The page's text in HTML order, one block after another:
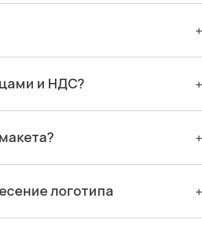
и НДС?
логотипа